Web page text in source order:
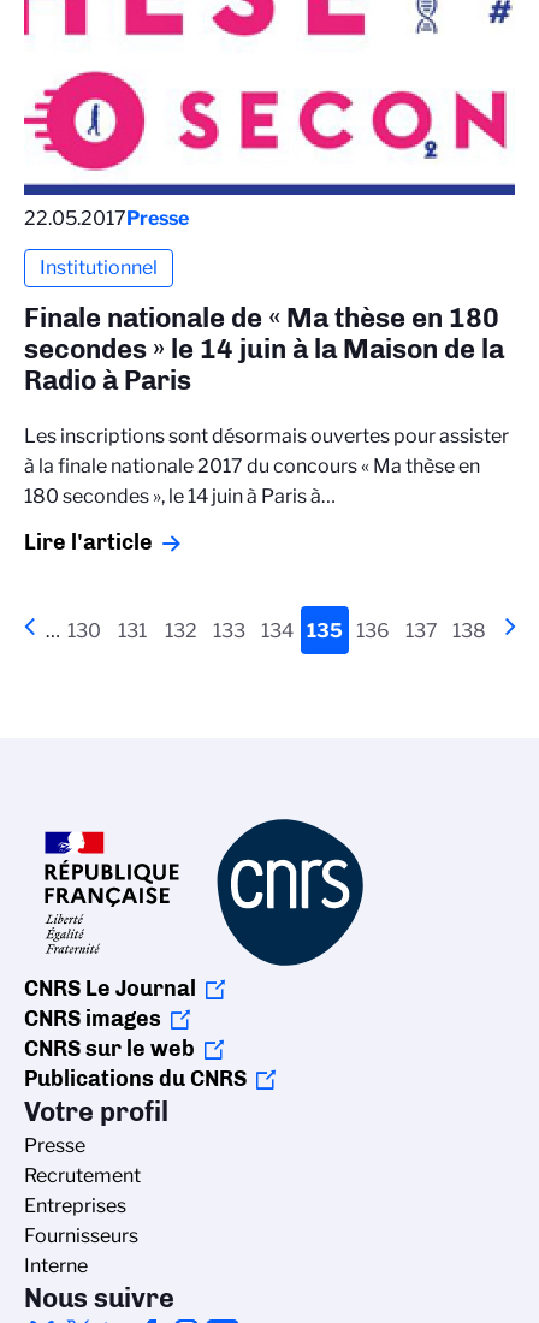
22.05.2017Presse
Institutionnel
Finale nationale de « Ma thèse en 180
secondes » le 14 juin à la Maison de la
Radio à Paris
Les inscriptions sont désormais ouvertes pour assister
à la finale nationale 2017 du concours « Ma thèse en
180 secondes », le 14 juin à Paris à…
Lire l'article
Pagination
Page
‹‹ … Page
130 Page
131 Page
132 Page
133 Page
134
Page
actuelle
135 Page
136 Page
137 Page
138 ››
CNRS Le Journal
CNRS images
CNRS sur le web
Publications du CNRS
Votre profil
Presse
Recrutement
Entreprises
Fournisseurs
Interne
Nous suivre